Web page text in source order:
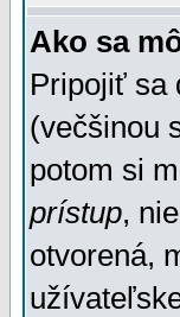
Ako sa
Pripojiť sa
(večšinou
potom si
prístup,
otvorená,